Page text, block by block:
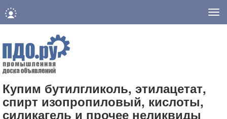
Купим бутилгликоль, этилацетат,
спирт изопропиловый, кислоты,
силикагель и прочее неликвиды